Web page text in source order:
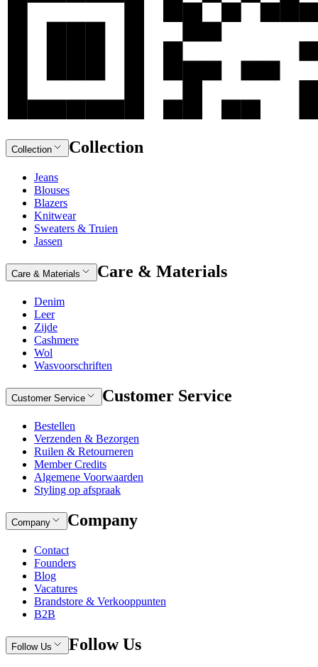
Collection Collection
Jeans
Blouses
Blazers
Knitwear
Sweaters & Truien
Jassen
Care & Materials Care & Materials
Denim
Leer
Zijde
Cashmere
Wol
Wasvoorschriften
Customer Service Customer Service
Bestellen
Verzenden & Bezorgen
Ruilen & Retourneren
Member Credits
Algemene Voorwaarden
Styling op afspraak
Company Company
Contact
Founders
Blog
Vacatures
Brandstore & Verkooppunten
B2B
Follow Us Follow Us